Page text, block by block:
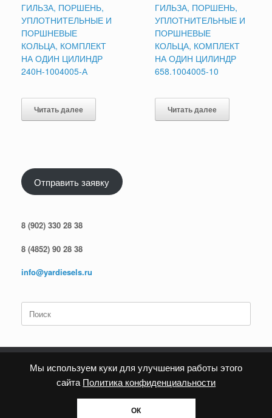
Мы используем куки для улучшения работы этого
сайта Политика конфиденциальности
ОК
ГИЛЬЗА, ПОРШЕНЬ,
УПЛОТНИТЕЛЬНЫЕ И
ПОРШНЕВЫЕ
КОЛЬЦА, КОМПЛЕКТ
НА ОДИН ЦИЛИНДР
240Н-1004005-А
Читать далее
ГИЛЬЗА, ПОРШЕНЬ,
УПЛОТНИТЕЛЬНЫЕ И
ПОРШНЕВЫЕ
КОЛЬЦА, КОМПЛЕКТ
НА ОДИН ЦИЛИНДР
658.1004005-10
Читать далее
Отправить заявку
8 (902) 330 28 38
8 (4852) 90 28 38
info@yardiesels.ru
по:
Политика конфиденциальности